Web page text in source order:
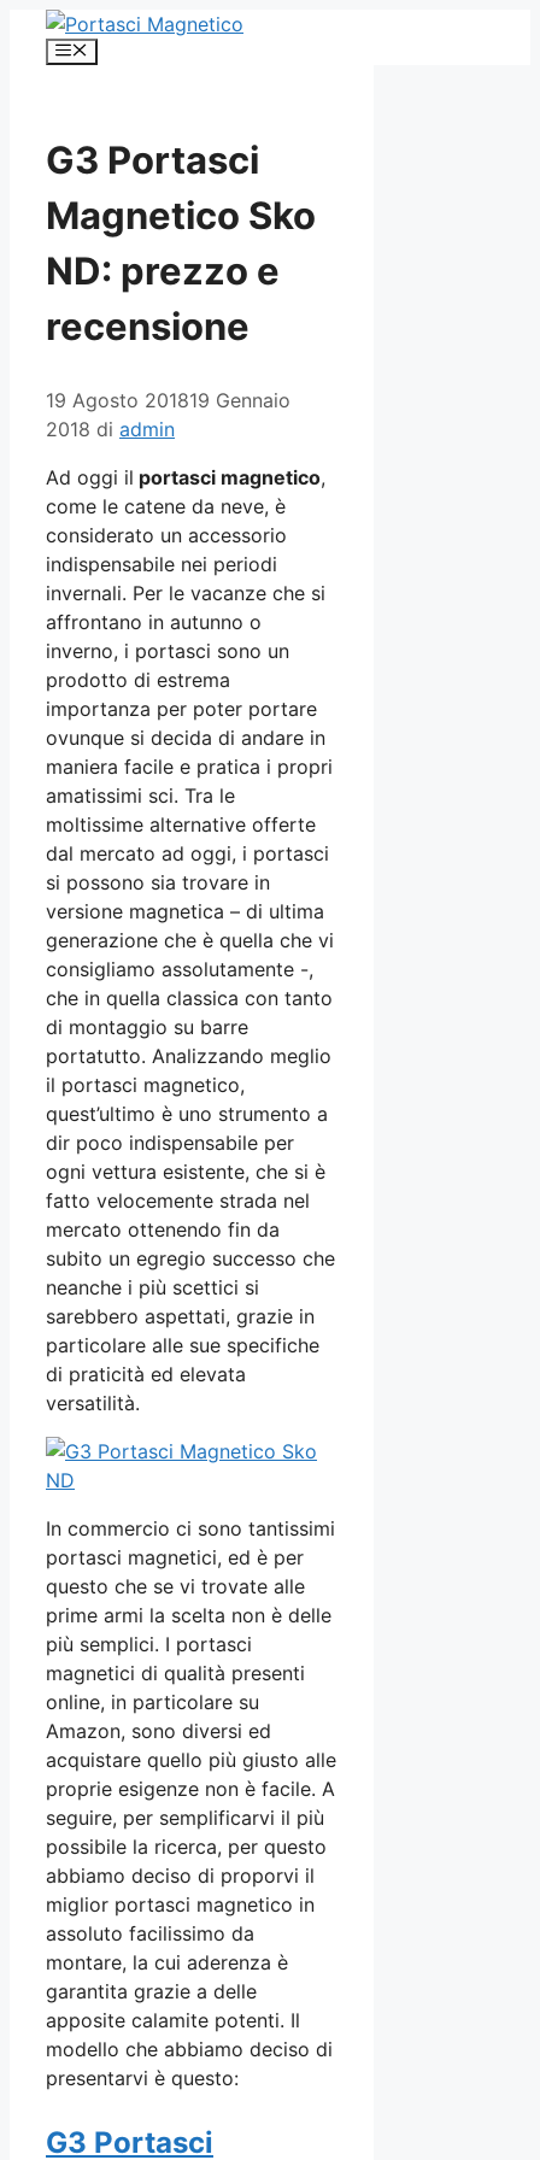
Menu
G3 Portasci
Magnetico Sko
ND: prezzo e
recensione
19 Agosto 201819 Gennaio
2018 di admin
Ad oggi il portasci magnetico,
come le catene da neve, è
considerato un accessorio
indispensabile nei periodi
invernali. Per le vacanze che si
affrontano in autunno o
inverno, i portasci sono un
prodotto di estrema
importanza per poter portare
ovunque si decida di andare in
maniera facile e pratica i propri
amatissimi sci. Tra le
moltissime alternative offerte
dal mercato ad oggi, i portasci
si possono sia trovare in
versione magnetica – di ultima
generazione che è quella che vi
consigliamo assolutamente -,
che in quella classica con tanto
di montaggio su barre
portatutto. Analizzando meglio
il portasci magnetico,
quest’ultimo è uno strumento a
dir poco indispensabile per
ogni vettura esistente, che si è
fatto velocemente strada nel
mercato ottenendo fin da
subito un egregio successo che
neanche i più scettici si
sarebbero aspettati, grazie in
particolare alle sue specifiche
di praticità ed elevata
versatilità.
In commercio ci sono tantissimi
portasci magnetici, ed è per
questo che se vi trovate alle
prime armi la scelta non è delle
più semplici. I portasci
magnetici di qualità presenti
online, in particolare su
Amazon, sono diversi ed
acquistare quello più giusto alle
proprie esigenze non è facile. A
seguire, per semplificarvi il più
possibile la ricerca, per questo
abbiamo deciso di proporvi il
miglior portasci magnetico in
assoluto facilissimo da
montare, la cui aderenza è
garantita grazie a delle
apposite calamite potenti. Il
modello che abbiamo deciso di
presentarvi è questo:
G3 Portasci